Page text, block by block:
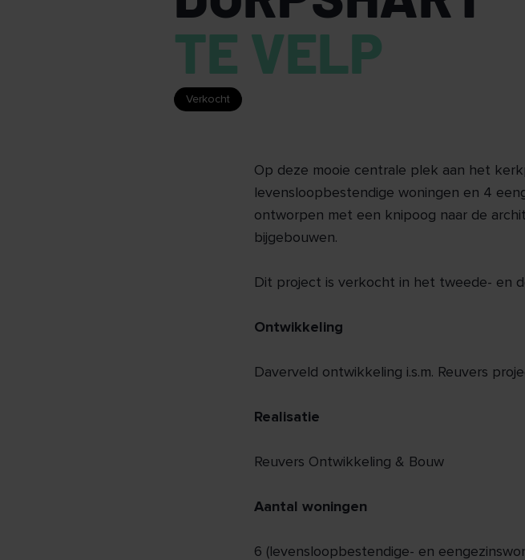
TE VELP
Verkocht
Op deze mooie centrale plek aan het
levensloopbestendige woningen en 4
ontworpen met een knipoog naar de
bijgebouwen.
Dit project is verkocht in het tweede- en
Ontwikkeling
Daverveld ontwikkeling i.s.m. Reuvers
Realisatie
Reuvers Ontwikkeling & Bouw
Aantal woningen
6 (levensloopbestendige- en